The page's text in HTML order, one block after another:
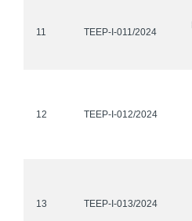
11 TEEP-I-011/2024
12 TEEP-I-012/2024
13 TEEP-I-013/2024